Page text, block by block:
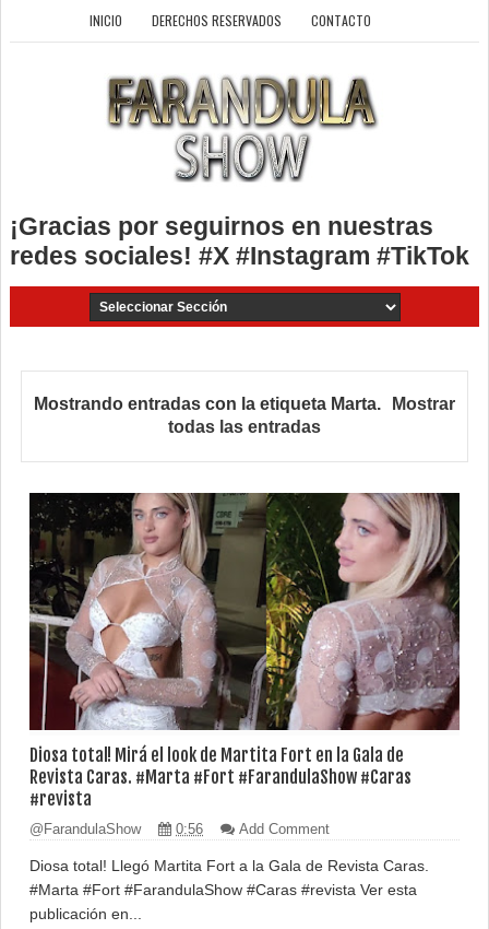
INICIO DERECHOS RESERVADOS CONTACTO
¡Gracias por seguirnos en nuestras
redes sociales! #X #Instagram #TikTok
Mostrando entradas con la etiqueta Marta.
Mostrar
todas las entradas
Diosa total! Mirá el look de Martita Fort en la Gala de
Revista Caras. #Marta #Fort #FarandulaShow #Caras
#revista
@FarandulaShow 0:56 Add Comment
Diosa total! Llegó Martita Fort a la Gala de Revista Caras.
#Marta #Fort #FarandulaShow #Caras #revista Ver esta
publicación en...